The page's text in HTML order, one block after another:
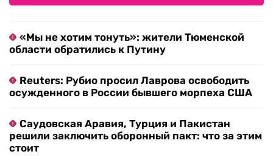
«Мы не хотим тонуть»: жители Тюменской
области обратились к Путину
Reuters: Рубио просил Лаврова освободить
осужденного в России бывшего морпеха США
Саудовская Аравия, Турция и Пакистан
решили заключить оборонный пакт: что за этим
стоит